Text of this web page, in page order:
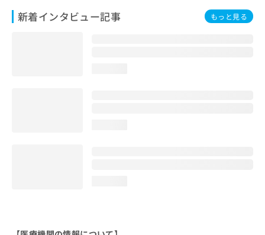
新着インタビュー記事 もっと見る